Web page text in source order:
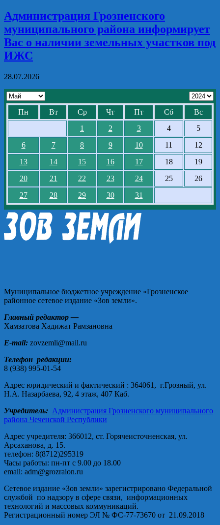
Администрация Грозненского
муниципального района информирует
Вас о наличии земельных участков под
ИЖС
28.07.2026
Пн Вт Ср Чт Пт Сб
Вс
1
2 3 4
5
6
7 8 9 10 11
12
13
14 15 16 17 18
19
20
21 22 23 24 25
26
27
28 29 30 31
Муниципальное бюджетное учреждение «Грозненское
районное сетевое издание «Зов земли».
Главный редактор —
Хамзатова Хадижат Рамзановна
E-mail: zovzemli@mail.ru
Телефон редакции:
8 (938) 995-01-54
Адрес юридический и фактический : 364061, г.Грозный, ул.
Н.А. Назарбаева, 92, 4 этаж, 407 Каб.
Учредитель: Администрация Грозненского муниципального
района Чеченской Республики
Адрес учредителя: 366012, ст. Горячеисточненская, ул.
Арсаханова, д. 15.
телефон: 8(8712)295319
Часы работы: пн-пт с 9.00 до 18.00
email: adm@grozraion.ru
Сетевое издание «Зов земли» зарегистрировано Федеральной
службой по надзору в сфере связи, информационных
технологий и массовых коммуникаций.
Регистрационный номер ЭЛ № ФС-77-73670 от 21.09.2018